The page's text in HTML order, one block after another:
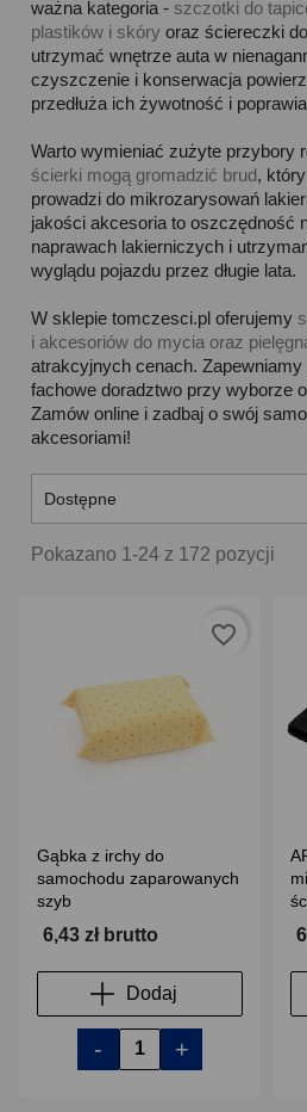
ważna kategoria -szczotki do
plastików i skóry oraz ściereczki
utrzymać wnętrze auta w
czyszczenie i konserwacja
przedłuża ich żywotność i
Warto wymieniać zużyte przybory
ścierki mogą gromadzić brud,
prowadzi do mikrozarysowań
jakości akcesoria to oszczędność
naprawach lakierniczych i
wyglądu pojazdu przez długie lata.
W sklepie tomczesci.pl oferujemy
i akcesoriów do mycia oraz
atrakcyjnych cenach. Zapewniamy
fachowe doradztwo przy wyborze
Zamów online i zadbaj o swój
akcesoriami!
Dostępne
Pokazano 1-24 z 172 pozycji
Gąbka z irchy do
samochodu zaparowanych
szyb
6,43 zł brutto
Dodaj
- +
favorite_border